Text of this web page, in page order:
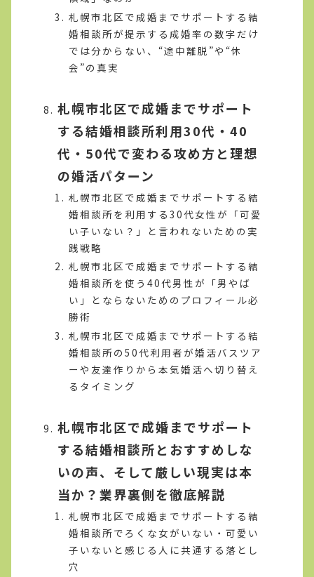
札幌市北区で成婚までサポートする結
婚相談所が提示する成婚率の数字だけ
では分からない、“途中離脱”や“休
会”の真実
札幌市北区で成婚までサポート
する結婚相談所利用30代・40
代・50代で変わる攻め方と理想
の婚活パターン
札幌市北区で成婚までサポートする結
婚相談所を利用する30代女性が「可愛
い子いない？」と言われないための実
践戦略
札幌市北区で成婚までサポートする結
婚相談所を使う40代男性が「男やば
い」とならないためのプロフィール必
勝術
札幌市北区で成婚までサポートする結
婚相談所の50代利用者が婚活バスツア
ーや友達作りから本気婚活へ切り替え
るタイミング
札幌市北区で成婚までサポート
する結婚相談所とおすすめしな
いの声、そして厳しい現実は本
当か？業界裏側を徹底解説
札幌市北区で成婚までサポートする結
婚相談所でろくな女がいない・可愛い
子いないと感じる人に共通する落とし
穴